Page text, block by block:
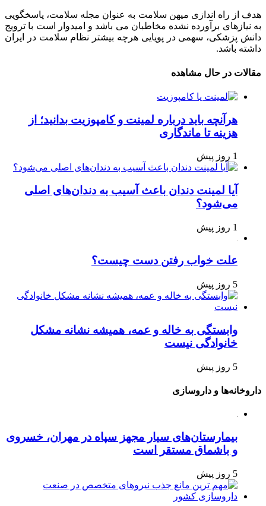
هدف از راه اندازی میهن سلامت به عنوان مجله سلامت، پاسخگویی
به نیازهای برآورده نشده مخاطبان می باشد و امیدوار است با ترویج
دانش پزشکی، سهمی در پویایی هرچه بیشتر نظام سلامت در ایران
داشته باشد.
مقالات در حال مشاهده
هرآنچه باید درباره لمینت و کامپوزیت بدانید؛ از
هزینه تا ماندگاری
1 روز پیش
آیا لمینت دندان باعث آسیب به دندان‌های اصلی
می‌شود؟
1 روز پیش
علت خواب رفتن دست چیست؟
5 روز پیش
وابستگی به خاله و عمه، همیشه نشانه مشکل
خانوادگی نیست
5 روز پیش
داروخانه‌ها و داروسازی
بیمارستان‌های سیار مجهز سپاه در مهران، خسروی
و باشماق مستقر است
5 روز پیش